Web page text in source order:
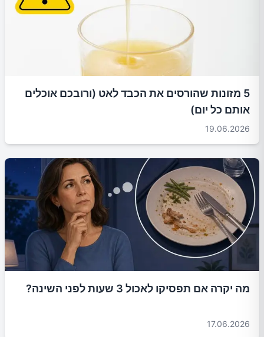
5 מזונות שהורסים את הכבד לאט (ורובכם אוכלים
אותם כל יום)
19.06.2026
מה יקרה אם תפסיקו לאכול 3 שעות לפני השינה?
17.06.2026